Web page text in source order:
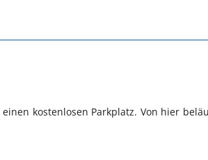
kostenlosen Parkplatz. Von hier